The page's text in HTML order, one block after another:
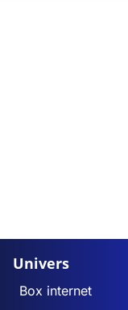
Univers
Box internet